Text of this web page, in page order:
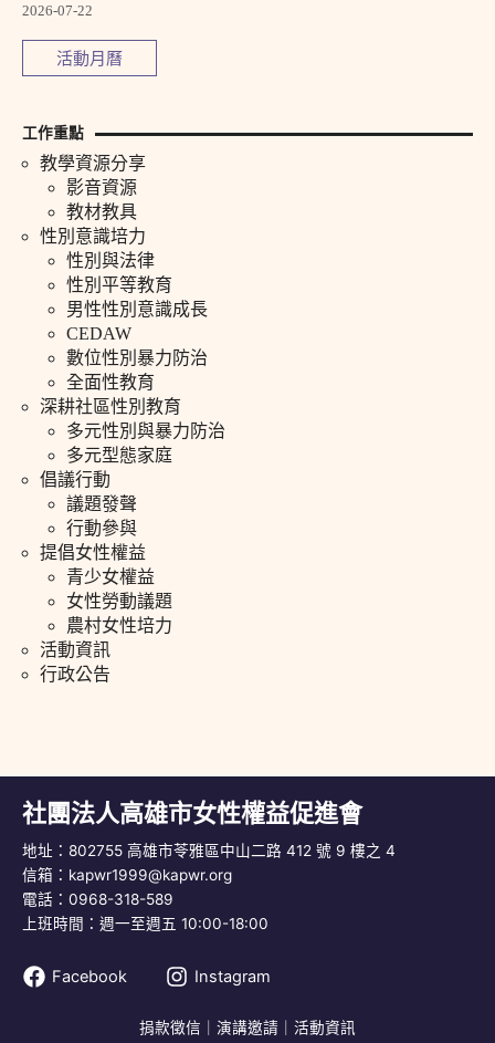
2026-07-22
活動月曆
工作重點
教學資源分享
影音資源
教材教具
性別意識培力
性別與法律
性別平等教育
男性性別意識成長
CEDAW
數位性別暴力防治
全面性教育
深耕社區性別教育
多元性別與暴力防治
多元型態家庭
倡議行動
議題發聲
行動參與
提倡女性權益
青少女權益
女性勞動議題
農村女性培力
活動資訊
行政公告
社團法人高雄市女性權益促進會
地址：802755 高雄市苓雅區中山二路 412 號 9 樓之 4
信箱： kapwr1999@kapwr.org
電話：0968-318-589
上班時間：週一至週五 10:00-18:00
Facebook Instagram
捐款徵信 演講邀請 活動資訊